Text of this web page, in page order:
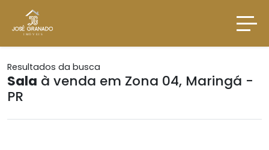
Resultados da busca
Sala à venda em Zona 04, Maringá -
PR